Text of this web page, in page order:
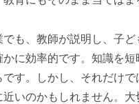
も、教師が説明し、子ど
かに効率的です。知識を
です。しかし、それだけ
近いのかもしれません。